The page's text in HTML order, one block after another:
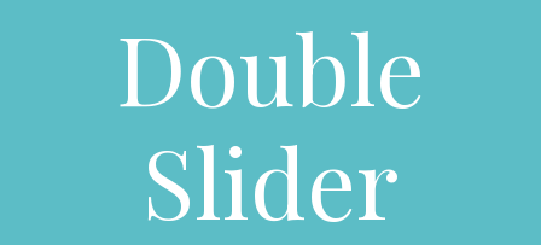
Double
Slider